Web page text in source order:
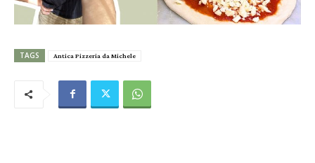
TAGS Antica Pizzeria da Michele